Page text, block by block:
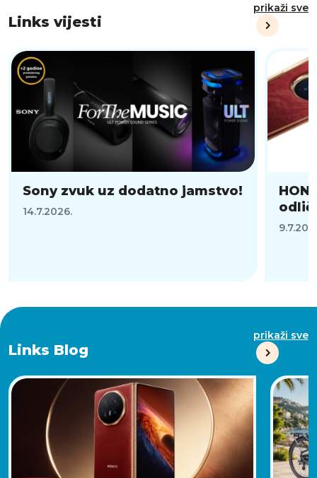
Links vijesti
prikaži sve
Sony zvuk uz dodatno jamstvo!
14.7.2026.
Links Blog
prikaži sve